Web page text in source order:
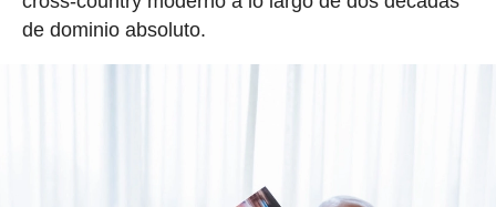
de dominio absoluto.